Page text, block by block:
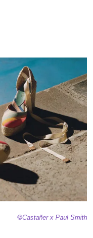
©Castañerx Paul Smith